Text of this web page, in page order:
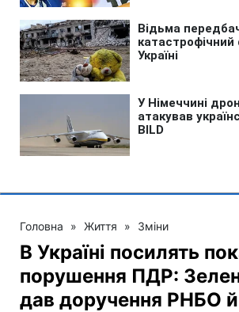
Головна » Життя » Зміни
В Україні посилять
порушення ПДР:
дав доручення РНБО